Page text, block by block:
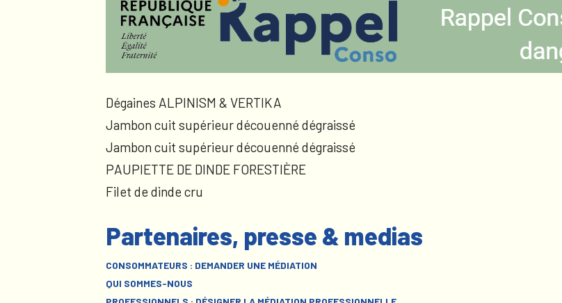
Dégaines ALPINISM & VERTIKA
Jambon cuit supérieur découenné dégraissé
Jambon cuit supérieur découenné dégraissé
PAUPIETTE DE DINDE FORESTIÈRE
Filet de dinde cru
Partenaires, presse & medias
CONSOMMATEURS : DEMANDER UNE MÉDIATION
QUI SOMMES-NOUS